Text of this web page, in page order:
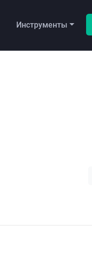
Инструменты